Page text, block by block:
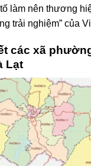
làm nên thương
trải nghiệm” của
các xã
Lạt